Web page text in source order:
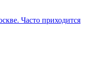
Часто приходится